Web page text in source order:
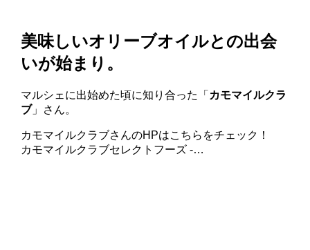
美味しいオリーブオイルとの出会
いが始まり。
マルシェに出始めた頃に知り合った「 カモマイルクラ
ブ」さん。
カモマイルクラブさんのHPはこちらをチェック！
カモマイルクラブセレクトフーズ -…